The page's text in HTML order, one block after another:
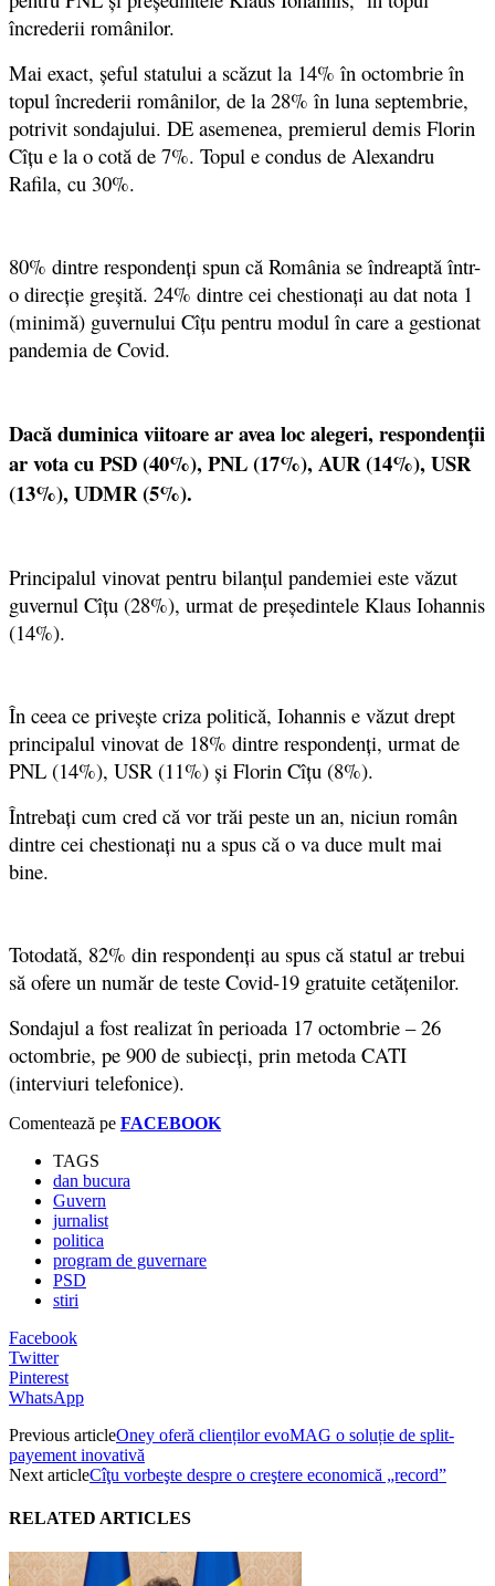
încrederii românilor.
Mai exact, șeful statului a scăzut la 14% în octombrie în
topul încrederii românilor, de la 28% în luna septembrie,
potrivit sondajului. DE asemenea, premierul demis Florin
Cîțu e la o cotă de 7%. Topul e condus de Alexandru
Rafila, cu 30%.
80% dintre respondenți spun că România se îndreaptă într-
o direcție greșită. 24% dintre cei chestionați au dat nota 1
(minimă) guvernului Cîțu pentru modul în care a gestionat
pandemia de Covid.
Dacă duminica viitoare ar avea loc alegeri, respondenții
ar vota cu PSD (40%), PNL (17%), AUR (14%), USR
(13%), UDMR (5%).
Principalul vinovat pentru bilanțul pandemiei este văzut
guvernul Cîțu (28%), urmat de președintele Klaus Iohannis
(14%).
În ceea ce privește criza politică, Iohannis e văzut drept
principalul vinovat de 18% dintre respondenți, urmat de
PNL (14%), USR (11%) și Florin Cîțu (8%).
Întrebați cum cred că vor trăi peste un an, niciun român
dintre cei chestionați nu a spus că o va duce mult mai
bine.
Totodată, 82% din respondenți au spus că statul ar trebui
să ofere un număr de teste Covid-19 gratuite cetățenilor.
Sondajul a fost realizat în perioada 17 octombrie – 26
octombrie, pe 900 de subiecți, prin metoda CATI
(interviuri telefonice).
Comentează pe FACEBOOK
TAGS
dan bucura
Guvern
jurnalist
politica
program de guvernare
PSD
stiri
Facebook
Twitter
Pinterest
WhatsApp
Previous articleOney oferă clienților evoMAG o soluție de split-
payement inovativă
Next articleCîţu vorbeşte despre o creştere economică „record”
RELATED ARTICLES